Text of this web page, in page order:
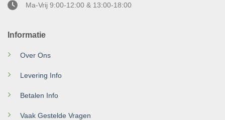
Informatie
Over Ons
Levering Info
Betalen Info
Vaak Gestelde Vragen
Ma-Vrij 9:00-12:00 & 13:00-18:00